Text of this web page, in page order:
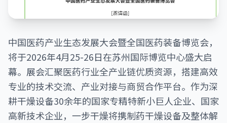
中国医药产业生态发展大会暨全国医药装备博览会，
将于2026年4月25-26日在苏州国际博览中心盛大启
幕。展会汇聚医药行业全产业链优质资源，搭建高效
专业的技术交流、产业对接与商贸合作平台。作为深
耕干燥设备30余年的国家专精特新小巨人企业、国家
高新技术企业，一步干燥将携制药干燥设备及整体解